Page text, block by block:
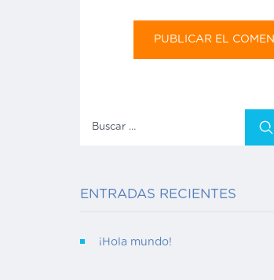
ENTRADAS RECIENTES
¡Hola mundo!